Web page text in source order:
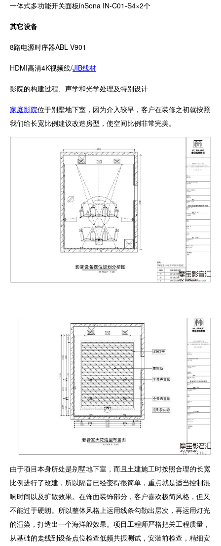
一体式多功能开关面板inSona IN-C01-S4×2个
其它设备
8路电源时序器ABL V901
HDMI高清4K视频线/JIB线材
影院的构建过程、声学和光学处理及特别设计
家庭影院位于别墅地下室，因为介入较早，客户在装修之初就按照
我们给长宽比例建议改造房型，使空间比例非常完美。
由于项目本身所处是别墅地下室，而且土建施工时按照合理的长宽
比例进行了改建，所以隔音已经变得很简单，重点就是适当控制混
响时间以及扩散效果。在饰面装饰部分，客户喜欢极简风格，但又
不能过于硬朗。所以整体风格上运用线条勾勒出层次，再运用灯光
的渲染，打造出一个海洋般效果。项目工程师严格把关工程质量，
从基础的走线到设备点位检查低频共振测试，安装前检查，精细安